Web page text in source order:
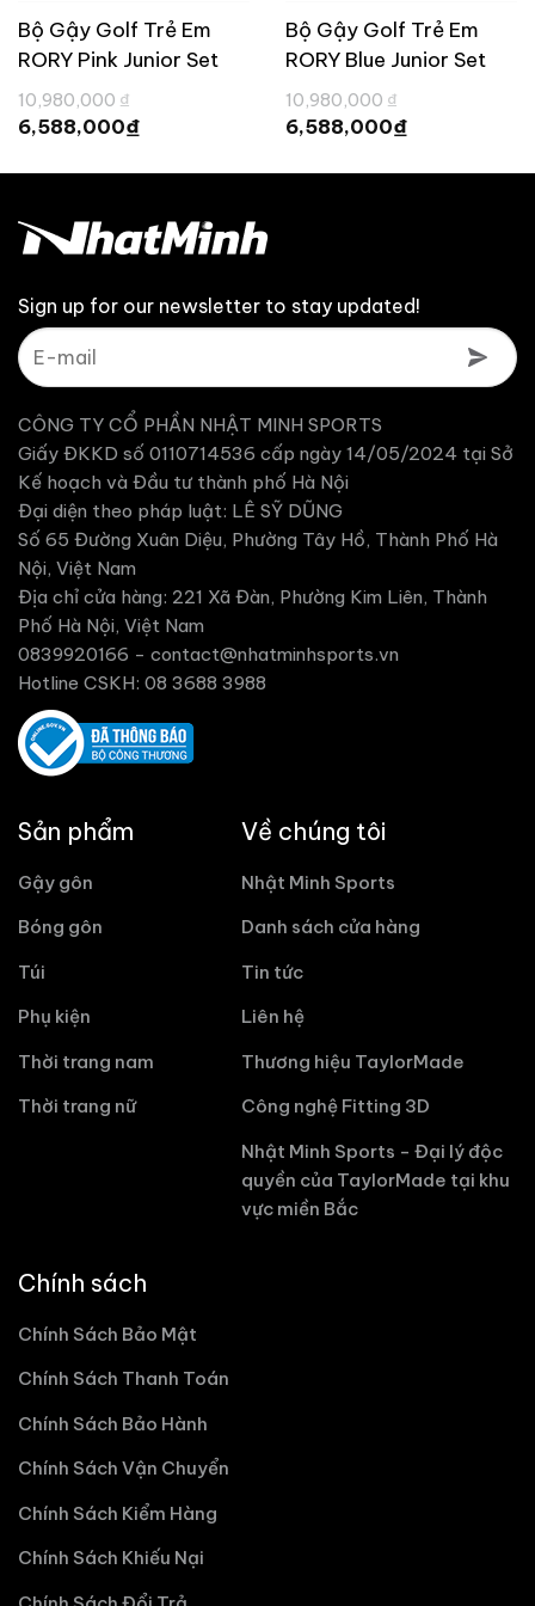
Bộ Gậy Golf Trẻ Em
RORY Pink Junior Set
(4-6 tuổi)
10,980,000 ₫
gốc
là:
6,588,000₫
là:
Bộ Gậy Golf Trẻ Em
RORY Blue Junior Set
(4-6 tuổi)
10,980,000 ₫
gốc
là:
6,588,000₫
là:
Sign up for our newsletter to stay updated!
CÔNG TY CỔ PHẦN NHẬT MINH SPORTS
Giấy ĐKKD số 0110714536 cấp ngày 14/05/2024 tại Sở
Kế hoạch và Đầu tư thành phố Hà Nội
Đại diện theo pháp luật: LÊ SỸ DŨNG
Số 65 Đường Xuân Diệu, Phường Tây Hồ, Thành Phố Hà
Nội, Việt Nam
Địa chỉ cửa hàng: 221 Xã Đàn, Phường Kim Liên, Thành
Phố Hà Nội, Việt Nam
0839920166 - contact@nhatminhsports.vn
Hotline CSKH: 08 3688 3988
Sản phẩm
Gậy gôn
Bóng gôn
Túi
Phụ kiện
Thời trang nam
Thời trang nữ
Về chúng tôi
Nhật Minh Sports
Danh sách cửa hàng
Tin tức
Liên hệ
Thương hiệu TaylorMade
Công nghệ Fitting 3D
Nhật Minh Sports - Đại lý độc
quyền của TaylorMade tại khu
vực miền Bắc
Chính sách
Chính Sách Bảo Mật
Chính Sách Thanh Toán
Chính Sách Bảo Hành
Chính Sách Vận Chuyển
Chính Sách Kiểm Hàng
Chính Sách Khiếu Nại